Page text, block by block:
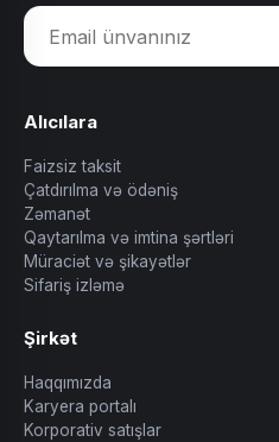
Alıcılara
Faizsiz taksit
Çatdırılma və ödəniş
Zəmanət
Qaytarılma və imtina şərtləri
Müraciət və şikayətlər
Sifariş izləmə
Şirkət
Haqqımızda
Karyera portalı
Korporativ satışlar